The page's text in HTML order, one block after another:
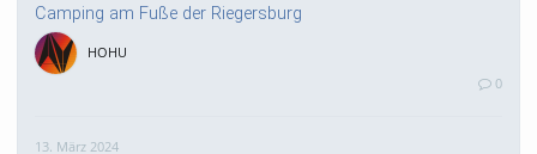
Camping am Fuße der Riegersburg
HOHU
0
13. März 2024